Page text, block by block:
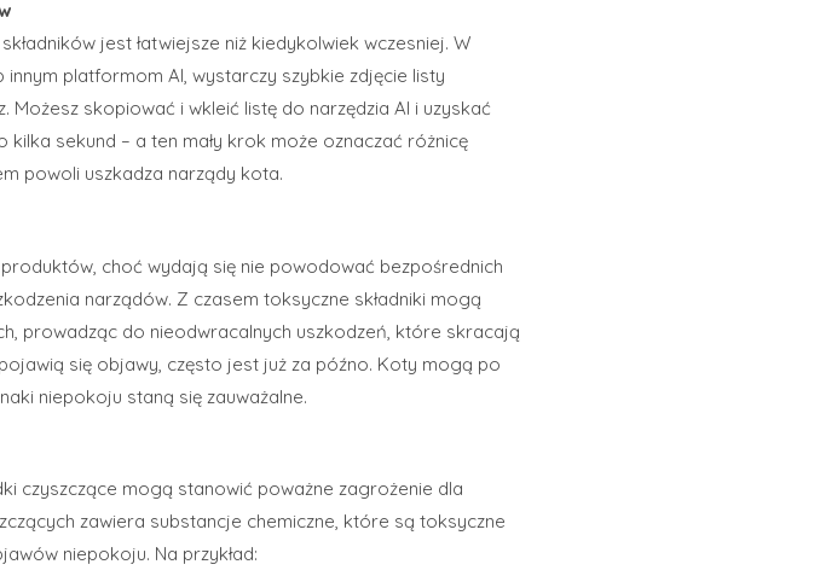
jest łatwiejsze niż kiedykolwiek wczesniej. W
innym platformom AI, wystarczy szybkie zdjęcie listy
skopiować i wkleić listę do narzędzia AI i uzyskać
sekund – a ten mały krok może oznaczać różnicę
powoli uszkadza narządy kota.
choć wydają się nie powodować bezpośrednich
narządów. Z czasem toksyczne składniki mogą
prowadząc do nieodwracalnych uszkodzeń, które skracają
się objawy, często jest już za późno. Koty mogą po
niepokoju staną się zauważalne.
czyszczące mogą stanowić poważne zagrożenie dla
zawiera substancje chemiczne, które są toksyczne
niepokoju. Na przykład: